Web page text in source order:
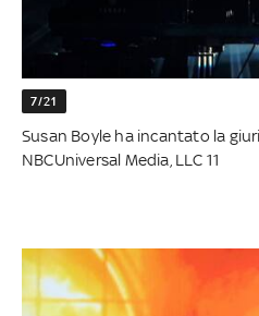
7/21
Susan Boyle ha incantato la
NBCUniversal Media, LLC 11